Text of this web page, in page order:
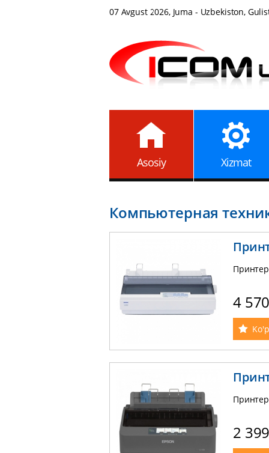
07 Avgust 2026, Juma - Uzbekiston,
Asosiy Xizmat
Компьютерная
4
2